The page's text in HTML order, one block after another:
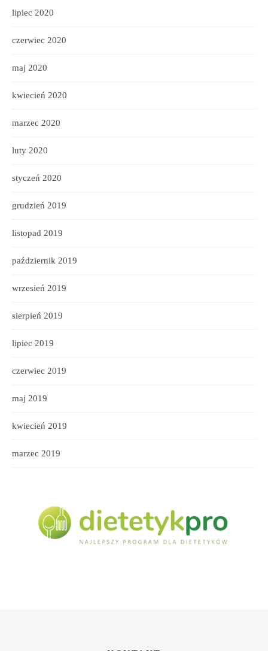
lipiec 2020
czerwiec 2020
maj 2020
kwiecień 2020
marzec 2020
luty 2020
styczeń 2020
grudzień 2019
listopad 2019
październik 2019
wrzesień 2019
sierpień 2019
lipiec 2019
czerwiec 2019
maj 2019
kwiecień 2019
marzec 2019